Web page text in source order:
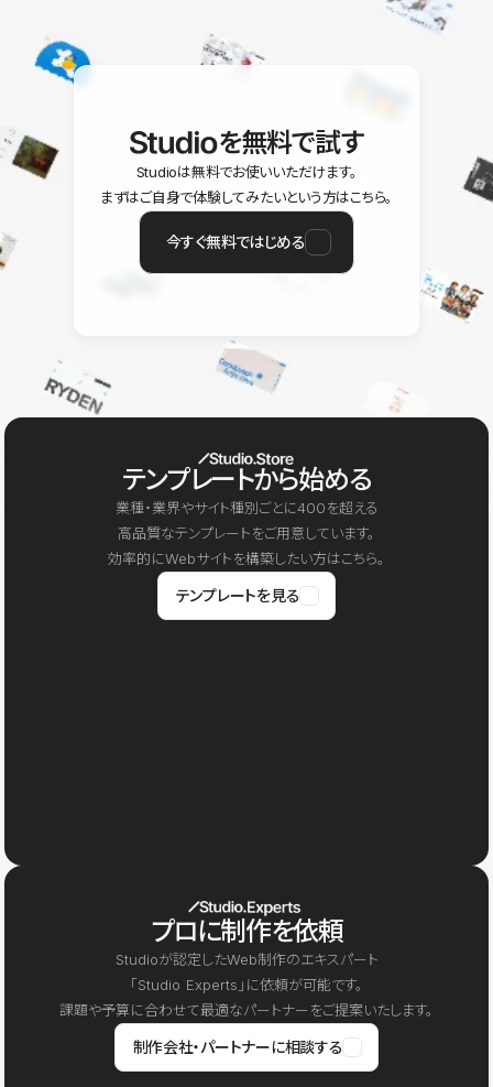
を無料で試す
Studioは無料でお使いいただけます。
まずはご自身で体験してみたいという方はこちら。
今すぐ無料ではじめる
テンプレートから始める
業種・業界やサイト種別ごとに400を超える
高品質なテンプレートをご用意しています。
効率的にWebサイトを構築したい方はこちら。
テンプレートを見る
プロに制作を依頼
Studioが認定したWeb制作のエキスパート
「Studio Experts」に依頼が可能です。
課題や予算に合わせて最適なパートナーをご提案いたします。
制作会社・パートナーに相談する